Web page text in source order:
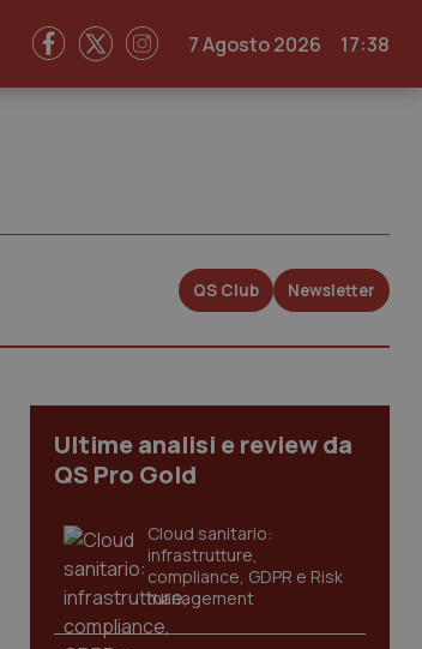
7 Agosto 2026 17:38
QS Club Newsletter
Ultime analisi e review da
QS Pro Gold
Cloud sanitario:
infrastrutture,
compliance, GDPR e Risk
management